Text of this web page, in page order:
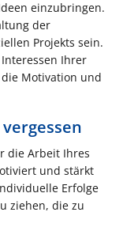
einzubringen.
der
Projekts sein.
Ihrer
Motivation und
die Arbeit Ihres
und stärkt
Erfolge
ziehen, die zu